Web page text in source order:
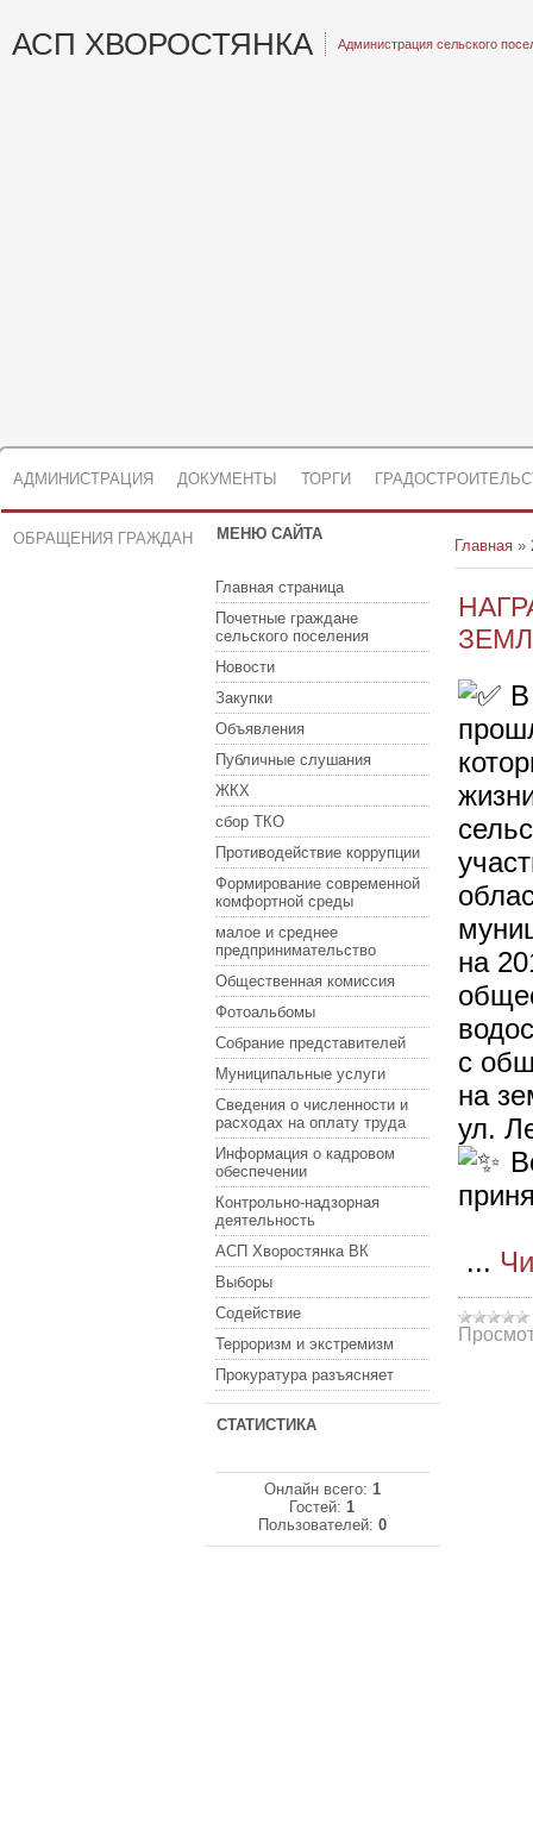
АСП ХВОРОСТЯНКА Администрация сельского
АДМИНИСТРАЦИЯ ДОКУМЕНТЫ ТОРГИ
ОБРАЩЕНИЯ ГРАЖДАН МЕНЮ САЙТА
Главная страница
Почетные граждане
сельского поселения
Новости
Закупки
Объявления
Публичные слушания
ЖКХ
сбор ТКО
Противодействие коррупции
Формирование современной
комфортной среды
малое и среднее
предпринимательство
Общественная комиссия
Фотоальбомы
Собрание представителей
Муниципальные услуги
Сведения о численности и
расходах на оплату труда
Информация о кадровом
обеспечении
Контрольно-надзорная
деятельность
АСП Хворостянка ВК
Выборы
Содействие
Терроризм и экстремизм
Прокуратура разъясняет
СТАТИСТИКА
Онлайн всего: 1
Гостей:1
Пользователей: 0
Главная »
на
с
на
ул.
...